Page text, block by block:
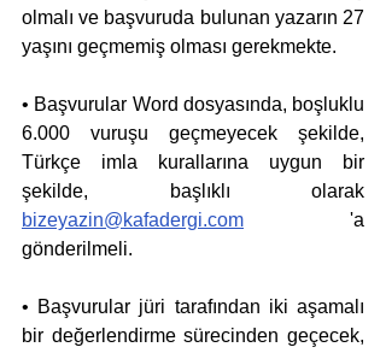
olmalı ve başvuruda bulunan yazarın 27
yaşını geçmemiş olması gerekmekte.
• Başvurular Word dosyasında, boşluklu
6.000 vuruşu geçmeyecek şekilde,
Türkçe imla kurallarına uygun bir
bizeyazin@kafadergi.com 'a
gönderilmeli.
• Başvurular jüri tarafından iki aşamalı
bir değerlendirme sürecinden geçecek,